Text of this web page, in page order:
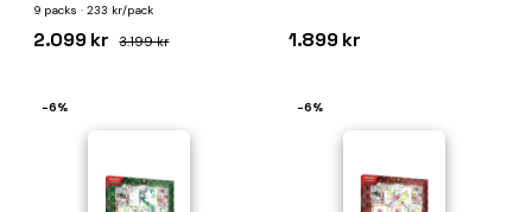
9 packs · 233 kr/pack
2.099 kr 3.199 kr 1.899 kr
−6% −6%